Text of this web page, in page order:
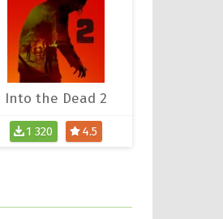
Into the Dead 2
1 320 4.5